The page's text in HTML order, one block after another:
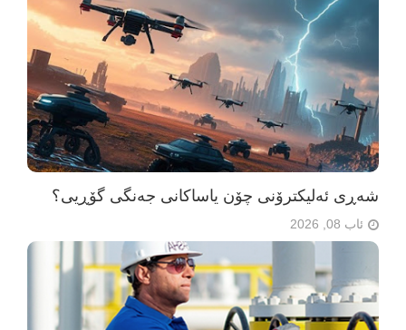
شەڕی ئەلیکترۆنی چۆن یاساکانی جەنگی گۆڕیی؟
ئاب 08, 2026